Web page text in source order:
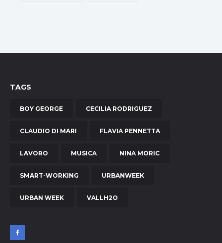
TAGS
BOY GEORGE CECILIA RODRIGUEZ
CLAUDIO DI MARI FLAVIA PENNETTA
LAVORO MUSICA NINA MORIC
SMART-WORKING URBANWEEK
URBAN WEEK VALLH2O